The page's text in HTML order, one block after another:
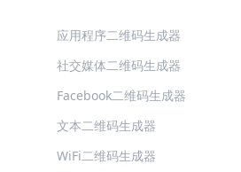
应用程序二维码生成器
社交媒体二维码生成器
Facebook二维码生成器
文本二维码生成器
WiFi二维码生成器